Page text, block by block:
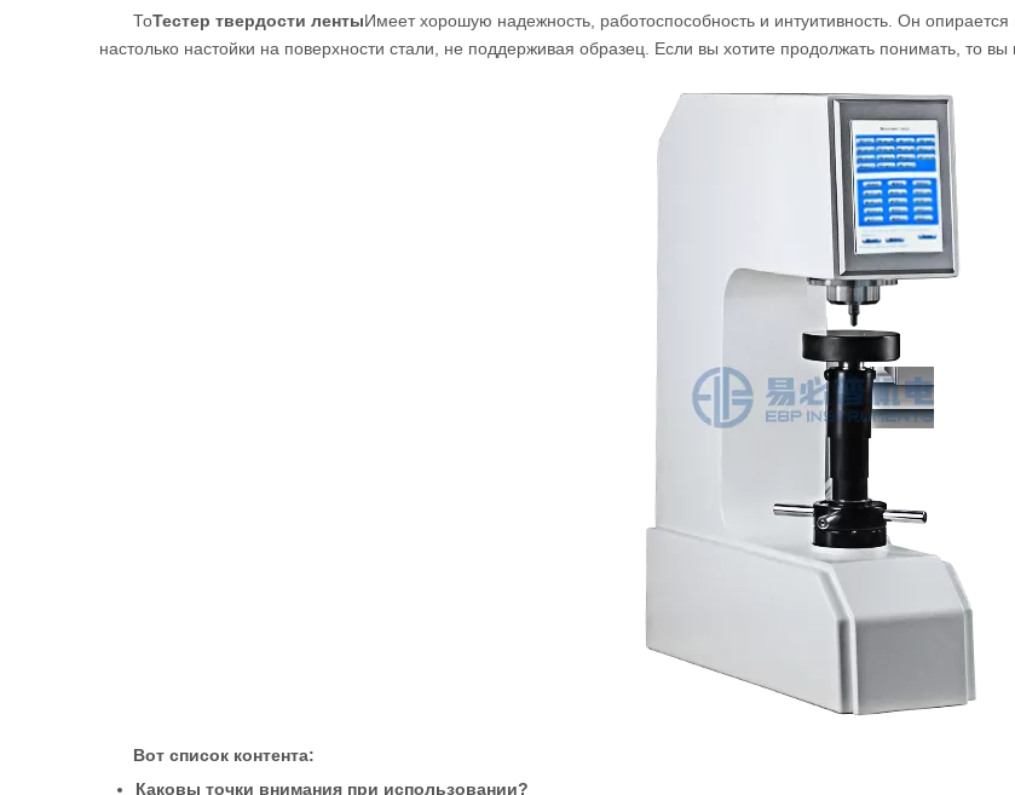
ТоТестер твердости лентыИмеет хорошую надежность, работоспособность и интуитивность. Он
настолько настойки на поверхности стали, не поддерживая образец. Если вы хотите продолжать понимать, то
Вот список контента:
Каковы точки внимания при использовании?